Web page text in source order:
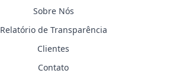
Sobre Nós
Relatório de Transparência
Clientes
Contato